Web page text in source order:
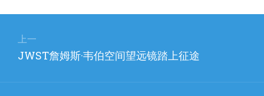
上一
上
JWST詹姆斯·韦伯空间望远镜踏上征途